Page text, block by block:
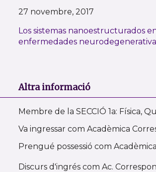
27 novembre, 2017
Los sistemas nanoestructurados
enfermedades
Altra informació
Membre de la SECCIÓ 1a: Física,
Va ingressar com Acadèmica
Prengué possessió com
Discurs d'ingrés com Ac.